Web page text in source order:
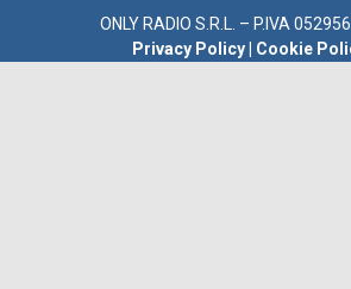
ONLY RADIO S.R.L. – P.IVA
Privacy Policy
Cookie